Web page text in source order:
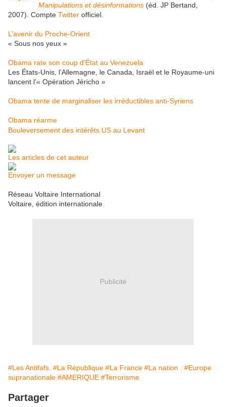
Manipulations et désinformations (éd. JP Bertand,
2007). Compte Twitter officiel.
L’avenir du Proche-Orient
« Sous nos yeux »
Obama rate son coup d’État au Venezuela
Les États-Unis, l’Allemagne, le Canada, Israël et le Royaume-uni
lancent l’« Opération Jéricho »
Obama tente de marginaliser les irréductibles anti-Syriens
Obama réarme
Bouleversement des intérêts US au Levant
Les articles de cet auteur
Envoyer un message
Réseau Voltaire International
Voltaire, édition internationale
Publicité
#Les Antifafs. #La République #La France #La nation .
#Europe
supranationale #AMERIQUE #Terrorisme
Partager